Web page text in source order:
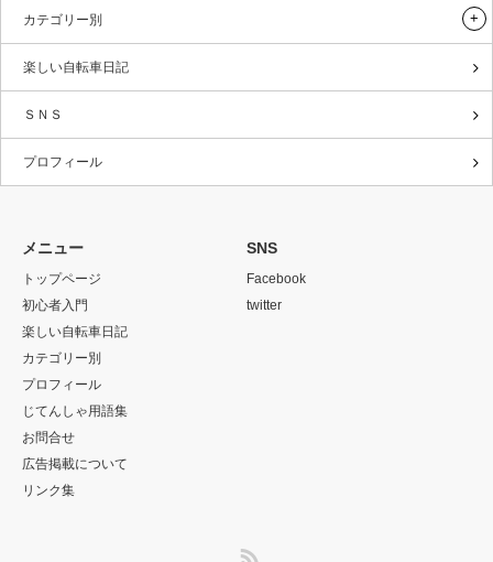
カテゴリー別
楽しい自転車日記
ＳＮＳ
プロフィール
メニュー
トップページ
初心者入門
楽しい自転車日記
カテゴリー別
プロフィール
じてんしゃ用語集
お問合せ
広告掲載について
リンク集
SNS
Facebook
twitter